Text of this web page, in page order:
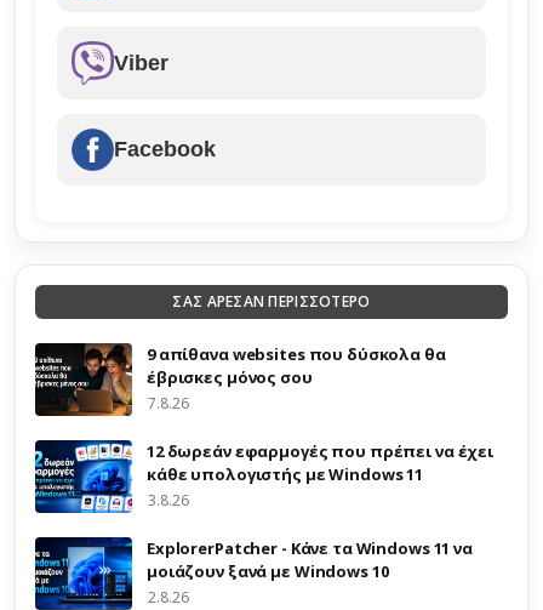
Viber
Facebook
ΣΑΣ ΑΡΕΣΑΝ ΠΕΡΙΣΣΟΤΕΡΟ
9 απίθανα websites που δύσκολα θα
έβρισκες μόνος σου
7.8.26
12 δωρεάν εφαρμογές που πρέπει να έχει
κάθε υπολογιστής με Windows 11
3.8.26
ExplorerPatcher - Κάνε τα Windows 11 να
μοιάζουν ξανά με Windows 10
2.8.26